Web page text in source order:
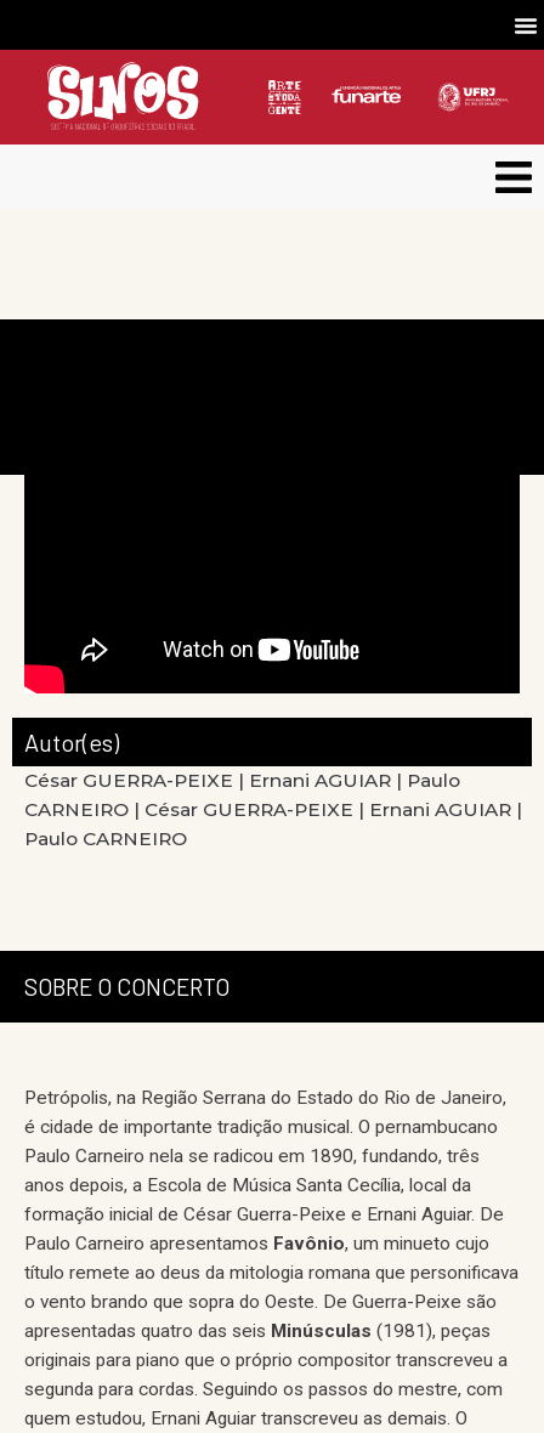
Autor(es)
César GUERRA-PEIXE | Ernani AGUIAR | Paulo
CARNEIRO | César GUERRA-PEIXE | Ernani AGUIAR |
Paulo CARNEIRO
SOBRE O CONCERTO
Petrópolis, na Região Serrana do Estado do Rio de Janeiro,
é cidade de importante tradição musical. O pernambucano
Paulo Carneiro nela se radicou em 1890, fundando, três
anos depois, a Escola de Música Santa Cecília, local da
formação inicial de César Guerra-Peixe e Ernani Aguiar. De
Paulo Carneiro apresentamos Favônio, um minueto cujo
título remete ao deus da mitologia romana que personificava
o vento brando que sopra do Oeste. De Guerra-Peixe são
apresentadas quatro das seis Minúsculas (1981), peças
originais para piano que o próprio compositor transcreveu a
segunda para cordas. Seguindo os passos do mestre, com
quem estudou, Ernani Aguiar transcreveu as demais. O